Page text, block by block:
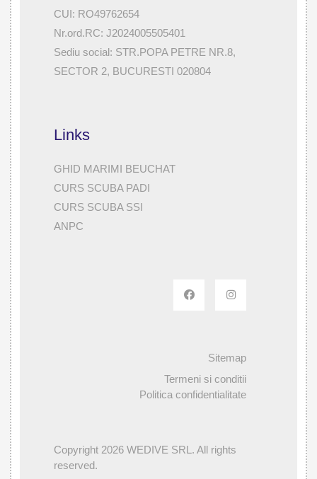
CUI: RO49762654
Nr.ord.RC: J2024005505401
Sediu social: STR.POPA PETRE NR.8,
SECTOR 2, BUCURESTI 020804
Links
GHID MARIMI BEUCHAT
CURS SCUBA PADI
CURS SCUBA SSI
ANPC
Sitemap
Termeni si conditii
Politica confidentialitate
Copyright 2026 WEDIVE SRL. All rights
reserved.